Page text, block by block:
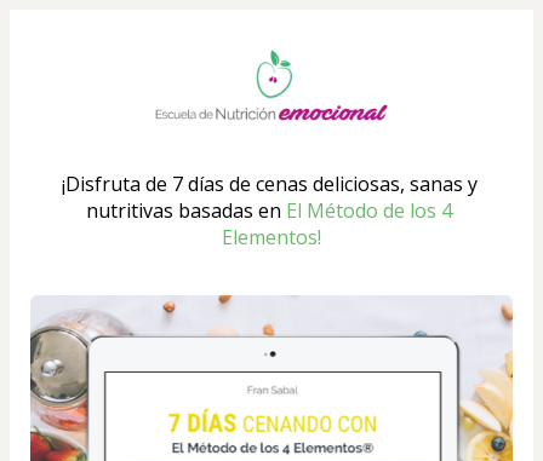
¡Disfruta de 7 días de cenas deliciosas, sanas y
nutritivas basadas en El Método de los 4
Elementos!